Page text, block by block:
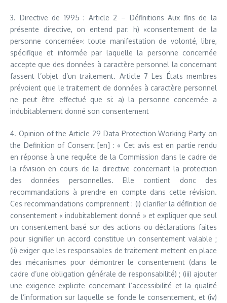
3. Directive de 1995 : Article 2 – Définitions Aux fins de la
présente directive, on entend par: h) «consentement de la
personne concernée»: toute manifestation de volonté, libre,
spécifique et informée par laquelle la personne concernée
accepte que des données à caractère personnel la concernant
fassent l’objet d’un traitement. Article 7 Les États membres
prévoient que le traitement de données à caractère personnel
ne peut être effectué que si: a) la personne concernée a
indubitablement donné son consentement
4. Opinion of the Article 29 Data Protection Working Party on
the Definition of Consent [en] : « Cet avis est en partie rendu
en réponse à une requête de la Commission dans le cadre de
la révision en cours de la directive concernant la protection
des données personnelles. Elle contient donc des
recommandations à prendre en compte dans cette révision.
Ces recommandations comprennent : (i) clarifier la définition de
consentement « indubitablement donné » et expliquer que seul
un consentement basé sur des actions ou déclarations faites
pour signifier un accord constitue un consentement valable ;
(ii) exiger que les responsables de traitement mettent en place
des mécanismes pour démontrer le consentement (dans le
cadre d’une obligation générale de responsabilité) ; (iii) ajouter
une exigence explicite concernant l’accessibilité et la qualité
de l’information sur laquelle se fonde le consentement, et (iv)